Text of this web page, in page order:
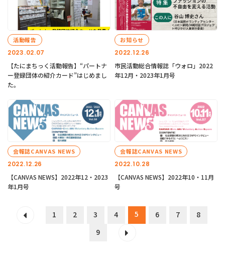
2023.02.07
活動報告
【たにまちっく活動報告】“パートナ
ー登録団体の紹介カード”はじめまし
た。
2022.12.26
お知らせ
市民活動総合情報誌「ウォロ」2022
年12月・2023年1月号
2022.12.26
会報誌CANVAS NEWS
【CANVAS NEWS】2022年12・2023
年1月号
2022.10.28
会報誌CANVAS NEWS
【CANVAS NEWS】2022年10・11月
号
1 2 3 4 5 6 7
8
9